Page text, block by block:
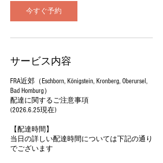
今すぐ予約
サービス内容
FRA近郊（Eschborn, Königstein, Kronberg, Oberursel,
Bad Homburg）
配達に関するご注意事項
(2026.6.25現在)
【配達時間】
当日の詳しい配達時間については下記の通り
でございます